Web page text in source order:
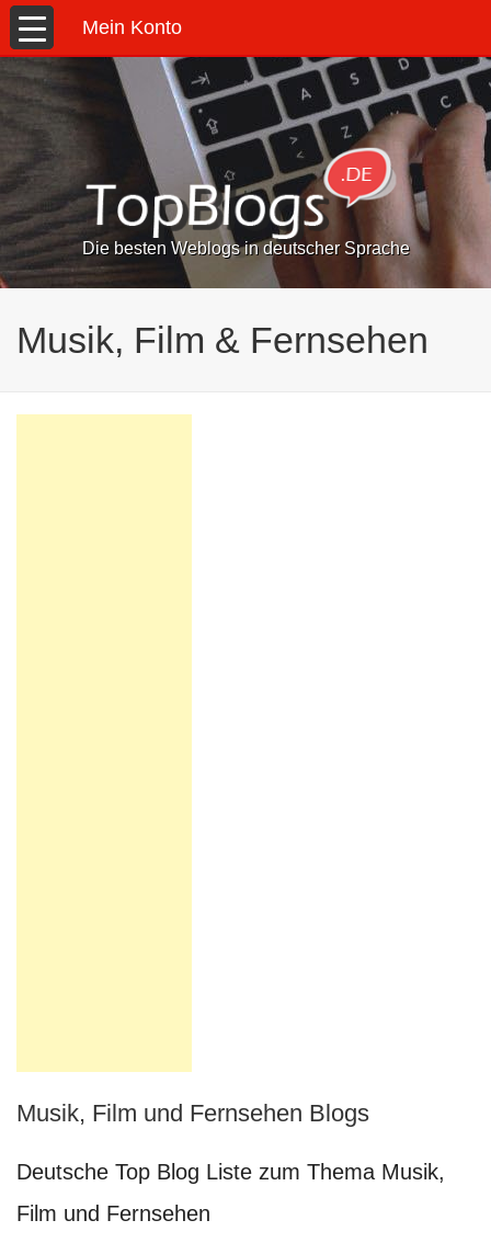
Mein Konto
Die besten Weblogs in deutscher Sprache
Musik, Film & Fernsehen
Musik, Film und Fernsehen Blogs
Deutsche Top Blog Liste zum Thema Musik,
Film und Fernsehen